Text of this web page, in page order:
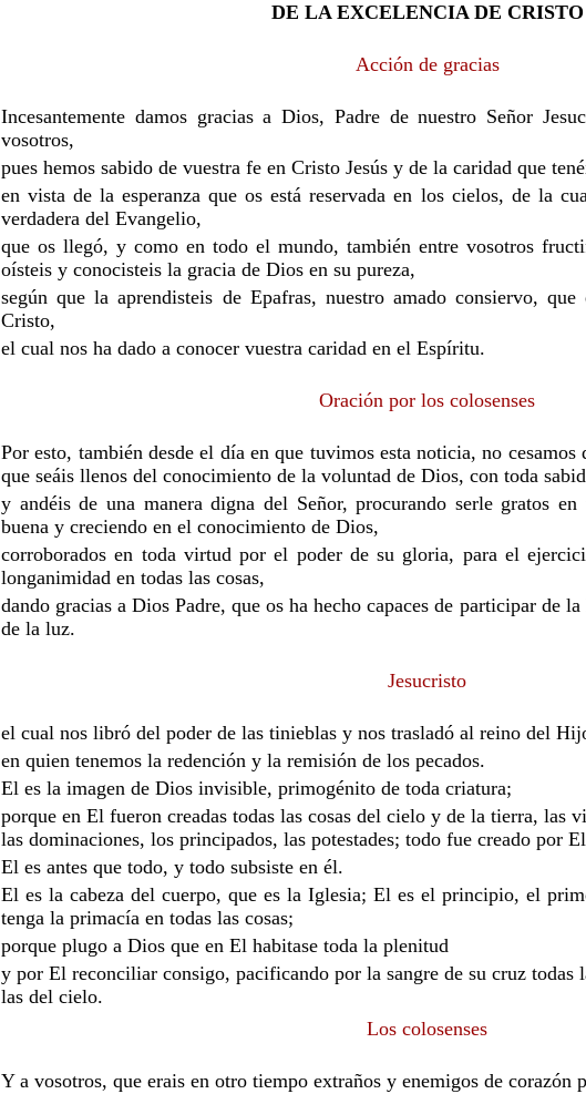
DE LA EXCELENCIA DE CRISTO
Acción de gracias
Incesantemente damos gracias a Dios, Padre de nuestro Señor
vosotros,
pues hemos sabido de vuestra fe en Cristo Jesús y de la caridad que
en vista de la esperanza que os está reservada en los cielos, de la
verdadera del Evangelio,
que os llegó, y como en todo el mundo, también entre vosotros
oísteis y conocisteis la gracia de Dios en su pureza,
según que la aprendisteis de Epafras, nuestro amado consiervo,
Cristo,
el cual nos ha dado a conocer vuestra caridad en el Espíritu.
Oración por los colosenses
Por esto, también desde el día en que tuvimos esta noticia, no
que seáis llenos del conocimiento de la voluntad de Dios, con toda
y andéis de una manera digna del Señor, procurando serle gratos
buena y creciendo en el conocimiento de Dios,
corroborados en toda virtud por el poder de su gloria, para el
longanimidad en todas las cosas,
dando gracias a Dios Padre, que os ha hecho capaces de participar de
de la luz.
Jesucristo
el cual nos libró del poder de las tinieblas y nos trasladó al reino del
en quien tenemos la redención y la remisión de los pecados.
El es la imagen de Dios invisible, primogénito de toda criatura;
porque en El fueron creadas todas las cosas del cielo y de la tierra, las
las dominaciones, los principados, las potestades; todo fue creado por
El es antes que todo, y todo subsiste en él.
El es la cabeza del cuerpo, que es la Iglesia; El es el principio, el
tenga la primacía en todas las cosas;
porque plugo a Dios que en El habitase toda la plenitud
y por El reconciliar consigo, pacificando por la sangre de su cruz todas
las del cielo.
Los colosenses
Y a vosotros, que erais en otro tiempo extraños y enemigos de corazón